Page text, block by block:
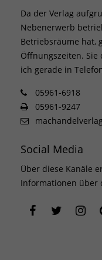
Da der Verlag
Nebenerwerb
Betriebsräume hat,
Öffnungszeiten.
ich gerade in
05961-6918
05961-9247
Social Media
Über diese Kanäle
Informationen über